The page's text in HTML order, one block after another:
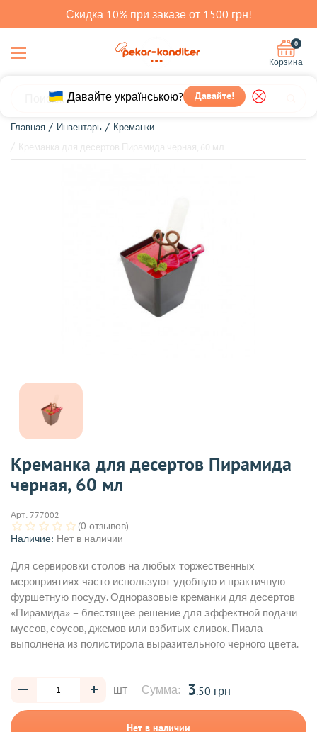
Скидка 10% при заказе от 1500 грн!
Давайте українською? Давайте!
0
Корзина
Главная Инвентарь
Креманки
Креманка для десертов Пирамида
черная, 60 мл
Арт: 777002
(0 отзывов)
Наличие: Нет в наличии
Для сервировки столов на любых торжественных
мероприятиях часто используют удобную и практичную
фуршетную посуду. Одноразовые креманки для десертов
«Пирамида» – блестящее решение для эффектной подачи
муссов, соусов, джемов или взбитых сливок. Пиала
выполнена из полистирола выразительного черного цвета.
шт Сумма: 3.50 грн
Нет в наличии